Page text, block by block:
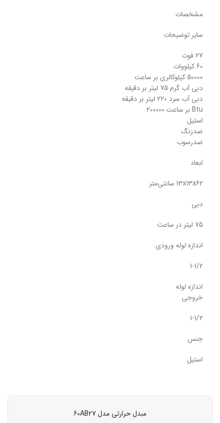
مشخصات
سایر توضیحات
27 فوت
60 کیلووات
50000 کیلوکالری بر ساعت
دبی آب گرم 75 لیتر بر دقیقه
دبی آب سرد 220 لیتر بر دقیقه
Btu بر ساعت 200000
استیل
ضدزنگ
ضدرسوب
ابعاد
13x13x62 سانتی‌متر
دبی
75 لیتر در ساعت
اندازه لوله ورودی
1-1/2
اندازه لوله
خروجی
1-1/2
جنس
استیل
مبدل حرارتی مدل 60AB27